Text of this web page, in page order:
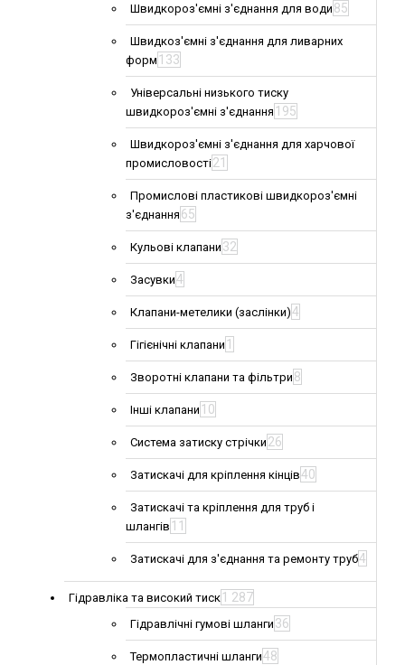
Швидкороз'ємні з'єднання для води 85
Швидкоз'ємні з'єднання для ливарних
форм 133
Універсальні низького тиску
швидкороз'ємні з'єднання 195
Швидкороз'ємні з'єднання для харчової
промисловості21
Промислові пластикові швидкороз'ємні
з'єднання 65
Кульові клапани 32
Засувки4
Клапани-метелики (заслінки)4
Гігієнічні клапани 1
Зворотні клапани та фільтри 8
Інші клапани 10
Система затиску стрічки 26
Затискачі для кріплення кінців40
Затискачі та кріплення для труб і
шлангів 11
Затискачі для з'єднання та ремонту труб4
Гідравліка та високий тиск 1 287
Гідравлічні гумові шланги 36
Термопластичні шланги48